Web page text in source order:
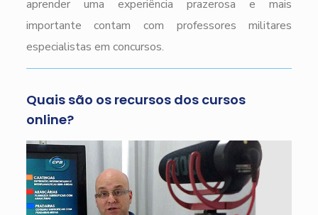
aprender uma experiência prazerosa e mais
importante contam com professores militares
especialistas em concursos.
Quais são os recursos dos cursos
online?